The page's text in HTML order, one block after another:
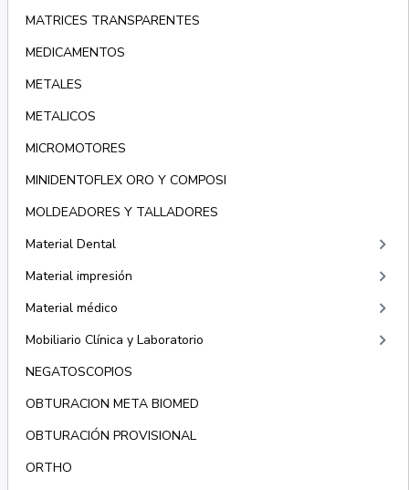
MATRICES TRANSPARENTES
MEDICAMENTOS
METALES
METALICOS
MICROMOTORES
MINIDENTOFLEX ORO Y COMPOSI
MOLDEADORES Y TALLADORES
Material Dental
keyboard_arrow_right
Material impresión keyboard_arrow_right
Material médico keyboard_arrow_right
Mobiliario Clínica y Laboratorio keyboard_arrow_right
NEGATOSCOPIOS
OBTURACION META BIOMED
OBTURACIÓN PROVISIONAL
ORTHO